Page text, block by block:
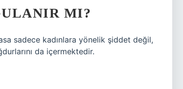
MI?
sadece kadınlara yönelik şiddet değil,
da içermektedir.